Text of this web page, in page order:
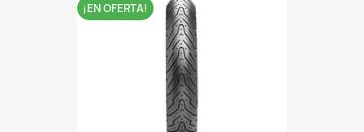
¡EN OFERTA!